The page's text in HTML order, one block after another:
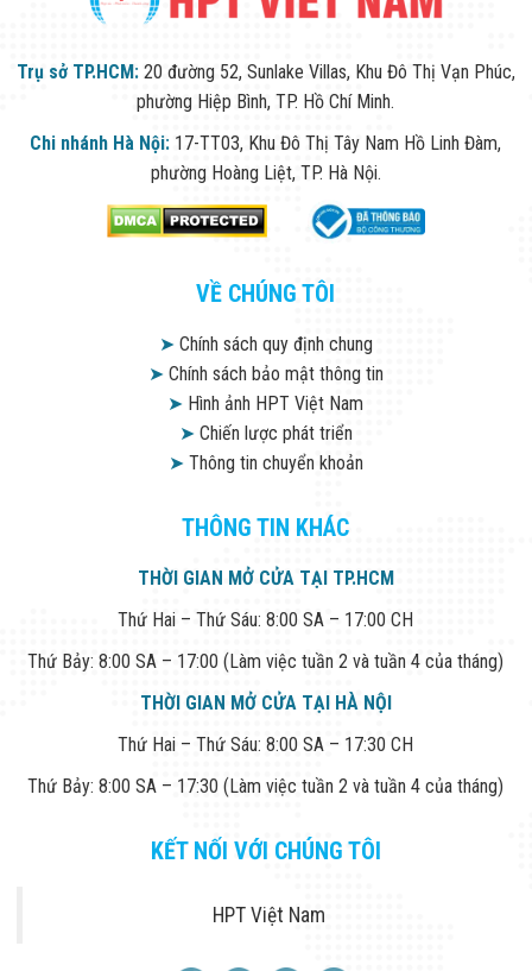
Trụ sở TP.HCM: 20 đường 52, Sunlake Villas, Khu Đô Thị Vạn Phúc,
phường Hiệp Bình, TP. Hồ Chí Minh.
Chi nhánh Hà Nội: 17-TT03, Khu Đô Thị Tây Nam Hồ Linh Đàm,
phường Hoàng Liệt, TP. Hà Nội.
VỀ CHÚNG TÔI
➤Chính sách quy định chung
➤Chính sách bảo mật thông tin
➤ Hình ảnh HPT Việt Nam
➤Chiến lược phát triển
➤Thông tin chuyển khoản
THÔNG TIN KHÁC
THỜI GIAN MỞ CỬA TẠI TP.HCM
Thứ Hai – Thứ Sáu: 8:00 SA – 17:00 CH
Thứ Bảy: 8:00 SA – 17:00 (Làm việc tuần 2 và tuần 4 của tháng)
THỜI GIAN MỞ CỬA TẠI HÀ NỘI
Thứ Hai – Thứ Sáu: 8:00 SA – 17:30 CH
Thứ Bảy: 8:00 SA – 17:30 (Làm việc tuần 2 và tuần 4 của tháng)
KẾT NỐI VỚI CHÚNG TÔI
HPT Việt Nam